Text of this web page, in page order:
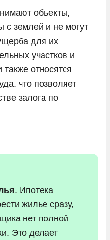
объекты,
с землей и не могут
для их
участков и
относятся
что позволяет
залога по
. Ипотека
жилье сразу,
нет полной
Это делает